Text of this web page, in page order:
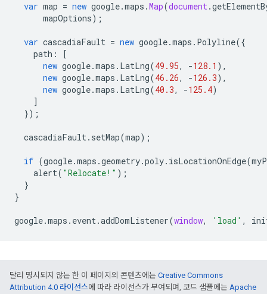
var map = new google.maps .Map(document.
mapOptions);
var cascadiaFault = new google.maps . Polyline({
path :
[
new google.maps . LatLng(49.95, -128.1 ),
new google.maps . LatLng(46.26, -126.3),
new google.maps . LatLng(40.3, -125.4)
]
});
cascadiaFault. setMap(map);
if (google.maps .geometry.poly. isLocationOnEdge(
alert( "Relocate!" );
}
}
google.maps . event.addDomListener(window, 'load' ,
달리 명시되지 않는 한 이 페이지의 콘텐츠에는 Creative Commons
Attribution 4.0 라이선스에 따라 라이선스가 부여되며, 코드 샘플에는 Apache